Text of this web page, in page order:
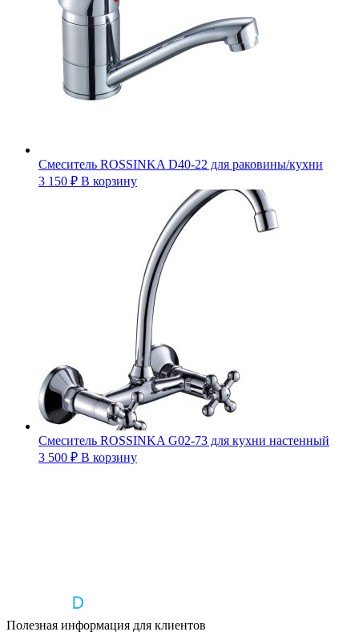
Смеситель ROSSINKA D40-22 для раковины/кухни
3 150 ₽ В корзину
Смеситель ROSSINKA G02-73 для кухни настенный
3 500 ₽ В корзину
Полезная информация для клиентов